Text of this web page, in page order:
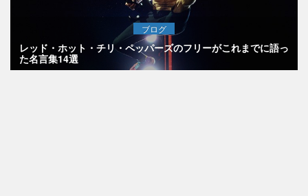
ブログ
レッド・ホット・チリ・ペッパーズのフリーがこれまでに語っ
た名言集14選